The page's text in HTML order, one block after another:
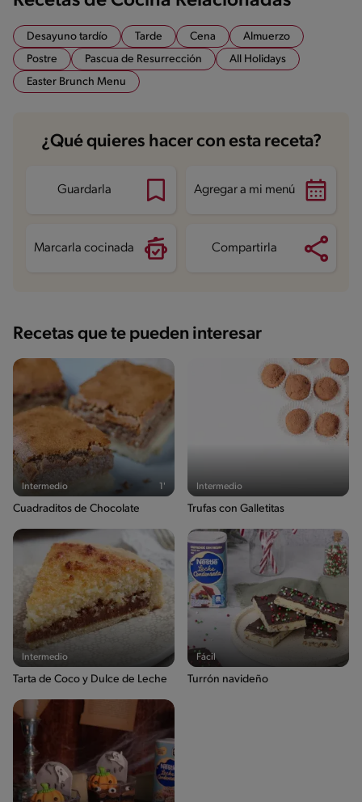
Desayuno tardío Tarde Cena
Almuerzo
Postre
Pascua de Resurrección
All Holidays
Easter Brunch Menu
¿Qué quieres hacer con esta receta?
Guardarla Agregar a mi menú
Marcarla cocinada Compartirla
Recetas que te pueden interesar
Intermedio 1'
Cuadraditos de Chocolate
Intermedio
Trufas con Galletitas
Intermedio
Tarta de Coco y Dulce de Leche
Fácil
Turrón navideño